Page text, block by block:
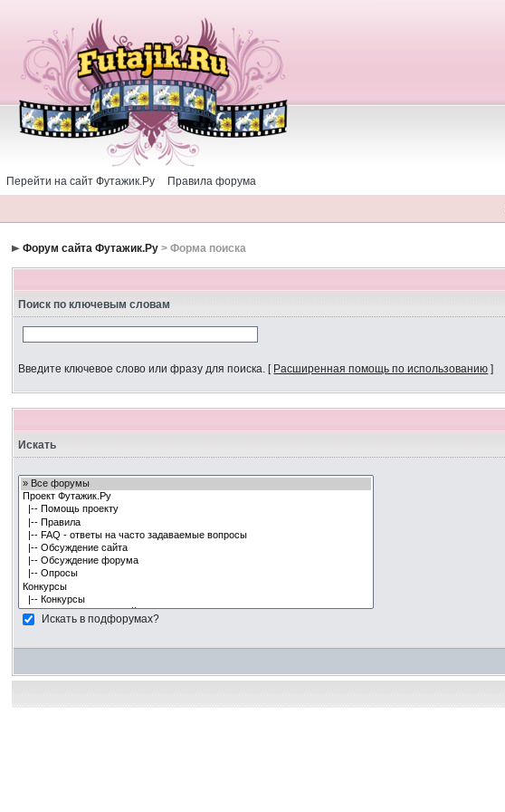
Перейти на сайт Футажик.Ру Правила форума
Форум сайта Футажик.Ру > Форма поиска
Поиск по ключевым словам
Введите ключевое слово или фразу для поиска. [ Расширенная помощь по использованию ]
Искать
Искать в подфорумах?